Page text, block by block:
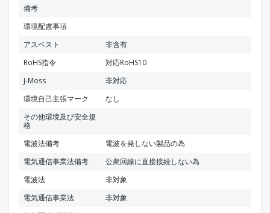
備考
環境配慮事項
アスベスト
非含有
RoHS指令
対応RoHS10
J-Moss
非対応
環境自己主張マーク
なし
その他環境及び安全規
格
電波法備考
電波を発しない製品の為
電気通信事業法備考
公衆回線に直接接続しない為
電波法
非対象
電気通信事業法
非対象